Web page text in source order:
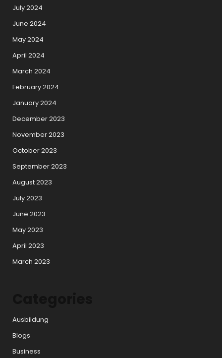
July 2024
June 2024
May 2024
April 2024
March 2024
February 2024
January 2024
December 2023
November 2023
October 2023
September 2023
August 2023
July 2023
June 2023
May 2023
April 2023
March 2023
Ausbildung
Blogs
Business